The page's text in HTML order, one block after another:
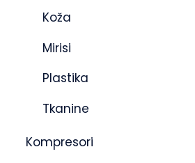
Koža
Mirisi
Plastika
Tkanine
Kompresori